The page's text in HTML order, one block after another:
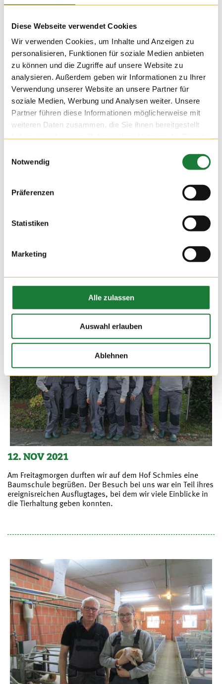
Diese Webseite verwendet Cookies
Wir verwenden Cookies, um Inhalte und Anzeigen zu
personalisieren, Funktionen für soziale Medien anbieten
zu können und die Zugriffe auf unsere Website zu
analysieren. Außerdem geben wir Informationen zu Ihrer
Verwendung unserer Website an unsere Partner für
soziale Medien, Werbung und Analysen weiter. Unsere
Partner führen diese Informationen möglicherweise mit
weiteren Daten zusammen, die Sie ihnen bereitgestellt
Notwendig
Präferenzen
Statistiken
Marketing
Alle zulassen
Auswahl erlauben
Ablehnen
Wir durften am Mittwoch auf dem Hof Hatke die Klassen 4
Für die Schülerinnen und Schüler der Förderschule wurde die
Führung zu einer erlebnisreichen Stationsarbeit, bei der sie
12. NOV 2021
Am Freitagmorgen durften wir auf dem Hof Schmies eine
Baumschule begrüßen. Der Besuch bei uns war ein Teil ihres
ereignisreichen Ausflugtages, bei dem wir viele Einblicke in
die Tierhaltung geben konnten.